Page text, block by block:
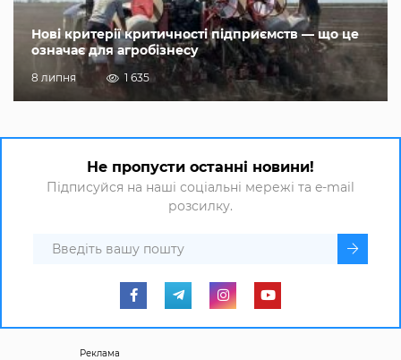
Нові критерії критичності підприємств — що це
означає для агробізнесу
8 липня 1 635
Не пропусти останні новини!
Підписуйся на наші соціальні мережі та e-mail
розсилку.
Реклама